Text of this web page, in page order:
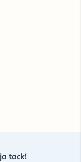
tack!